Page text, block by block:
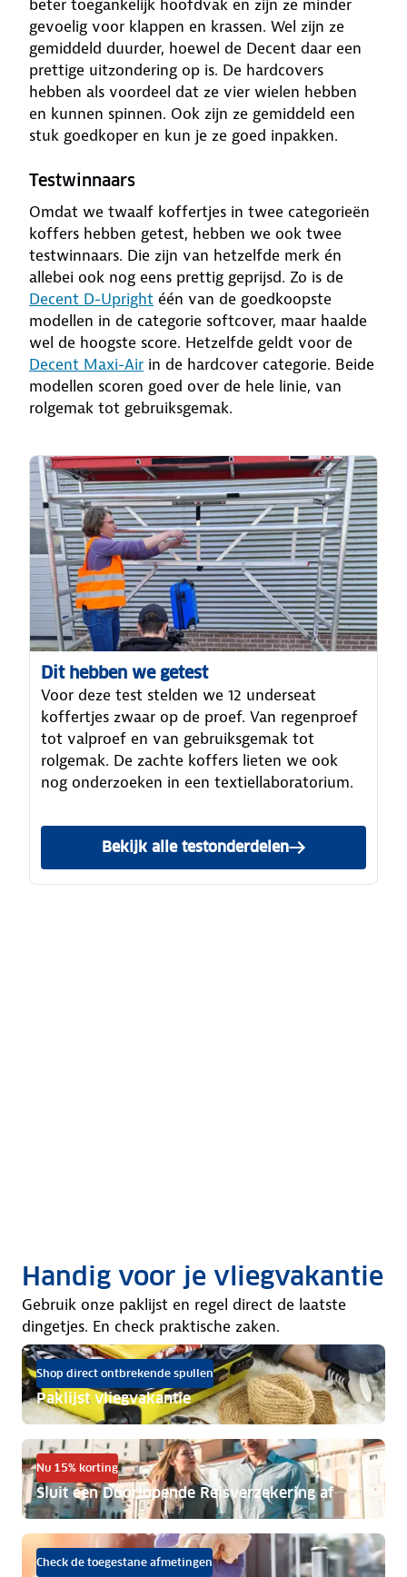
beter toegankelijk hoofdvak en zijn ze minder
gevoelig voor klappen en krassen. Wel zijn ze
gemiddeld duurder, hoewel de Decent daar een
prettige uitzondering op is. De hardcovers
hebben als voordeel dat ze vier wielen hebben
en kunnen spinnen. Ook zijn ze gemiddeld een
stuk goedkoper en kun je ze goed inpakken.
Testwinnaars
Omdat we twaalf koffertjes in twee categorieën
koffers hebben getest, hebben we ook twee
testwinnaars. Die zijn van hetzelfde merk én
allebei ook nog eens prettig geprijsd. Zo is de
Decent D-Upright één van de goedkoopste
modellen in de categorie softcover, maar haalde
wel de hoogste score. Hetzelfde geldt voor de
Decent Maxi-Air in de hardcover categorie. Beide
modellen scoren goed over de hele linie, van
rolgemak tot gebruiksgemak.
Dit hebben we getest
Voor deze test stelden we 12 underseat
koffertjes zwaar op de proef. Van regenproef
tot valproef en van gebruiksgemak tot
rolgemak. De zachte koffers lieten we ook
nog onderzoeken in een textiellaboratorium.
Bekijk alle testonderdelen
Handig voor je vliegvakantie
Gebruik onze paklijst en regel direct de laatste
dingetjes. En check praktische zaken.
Shop direct ontbrekende spullen
Paklijst vliegvakantie
Nu 15% korting
Sluit een Doorlopende Reisverzekering af
Check de toegestane afmetingen